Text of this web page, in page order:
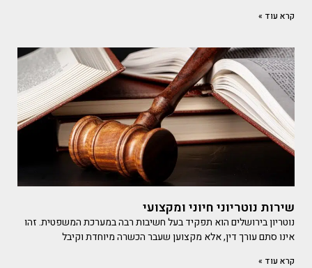
קרא עוד »
שירות נוטריוני חיוני ומקצועי
נוטריון בירושלים הוא תפקיד בעל חשיבות רבה במערכת המשפטית. זהו
אינו סתם עורך דין, אלא מקצוען שעבר הכשרה מיוחדת וקיבל
קרא עוד »